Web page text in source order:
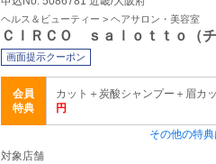
ヘルス＆ビューティー > ヘアサロン・美容室
ＣＩＲＣＯ ｓａｌｏｔｔｏ（
画面提示クーポン
会員
特典
カット＋炭酸シャンプー＋眉カ
円
その他の特
対象店舗